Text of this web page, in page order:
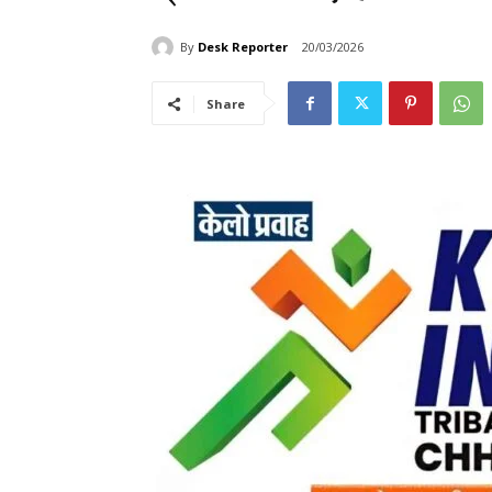
By Desk Reporter 20/03/2026
Share